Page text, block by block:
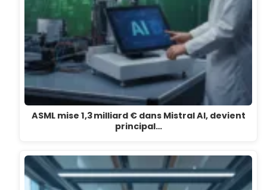
ASML mise 1,3 milliard € dans Mistral AI, devient
principal…